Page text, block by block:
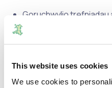
This website uses cookies
We use cookies to
Goruchwylio trefniadau
Comisiwn.
Ymgysylltu'n effeithiol
Adolygu'r datganiadau
awdurdod ac argymell